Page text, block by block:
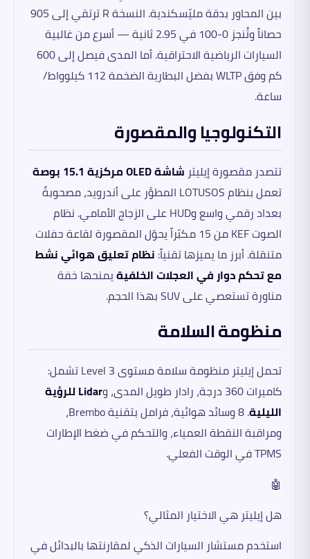
بين المحاور بدقة مليّسكندية. النسخة R ترتقي إلى 905
حصاناً وتُنجز 0-100 في 2.95 ثانية — أسرع من غالبية
السيارات الرياضية الاحتراقية. أما المدى فيصل إلى 600
كم وفق WLTP بفضل البطارية الضخمة 112 كيلوواط/
ساعة.
التكنولوجيا والمقصورة
تتصدر مقصورة إيليتر شاشة OLED مركزية 15.1 بوصة
تعمل بنظام LOTUSOS المطوَّر على أندرويد، مصحوبةً
بعداد رقمي واسع وHUD على الزجاج الأمامي. نظام
الصوت KEF من 15 مكبّراً يحوّل المقصورة لقاعة حفلات
متنقلة. أبرز ما يميزها تقنياً: نظام تعليق هوائي نشط
مع تحكم دوار في العجلات الخلفيةيمنحها خفة
مناورة تستعصي على SUV بهذا الحجم.
منظومة السلامة
تحمل إيليتر منظومة سلامة مستوى Level 3 تشمل:
كاميرات 360 درجة، رادار طويل المدى، و
Lidar للرؤية
الليلية
. 8 وسائد هوائية، فرامل بتقنية Brembo،
ومراقبة النقطة العمياء، والتحكم في ضغط الإطارات
TPMS في الوقت الفعلي.
🤖
هل إيليتر هي الاختيار المثالي؟
استخدم مستشار السيارات الذكي لمقارنتها بالبدائل في